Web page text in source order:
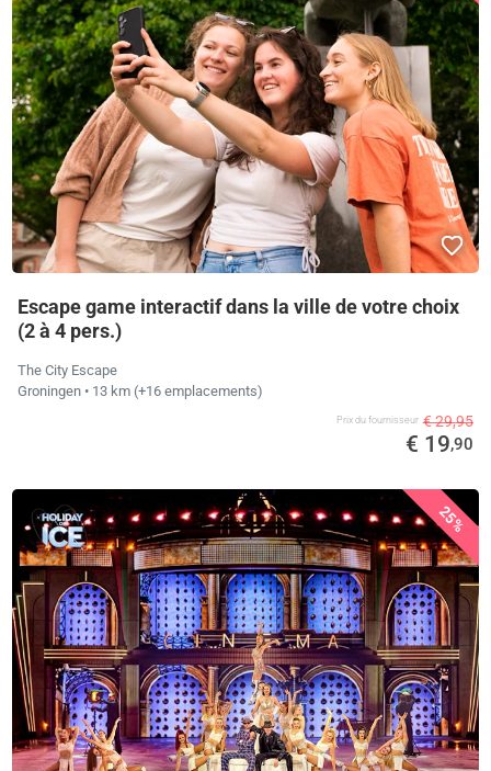
Escape game interactif dans la ville de votre choix
(2 à 4 pers.)
The City Escape
Groningen • 13 km (+16 emplacements)
Prix ​​du fournisseur € 29,95
€ 19,90
25%